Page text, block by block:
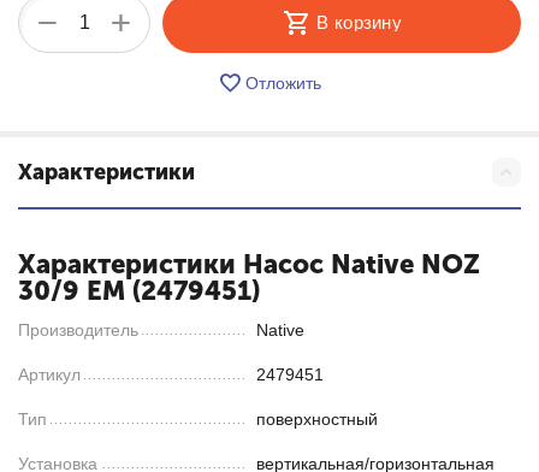
+
− В корзину
Отложить
Характеристики
Характеристики Насос Native NOZ
30/9 EM (2479451)
Производитель Native
Артикул 2479451
Тип поверхностный
Установка вертикальная/горизонтальная